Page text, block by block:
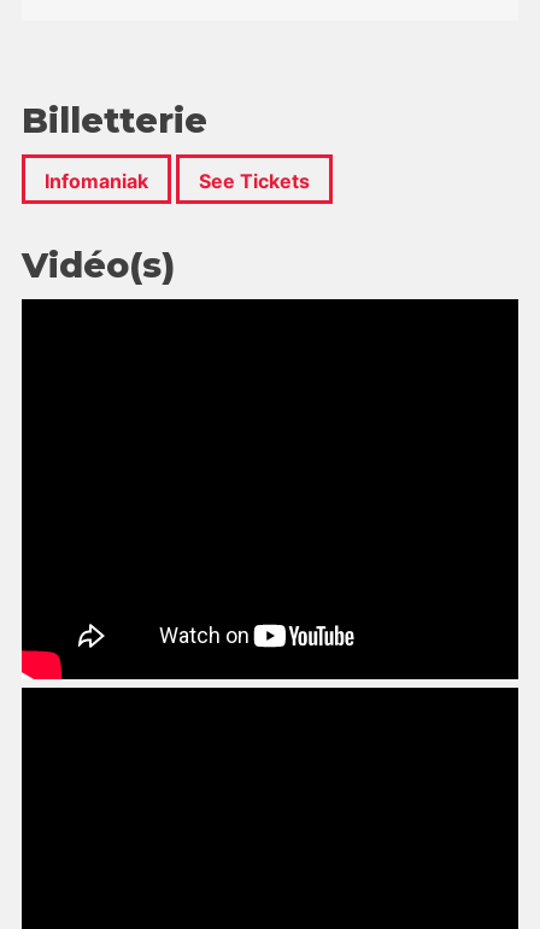
Billetterie
Infomaniak See Tickets
Vidéo(s)